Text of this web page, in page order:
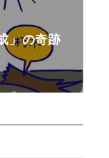
」の奇跡